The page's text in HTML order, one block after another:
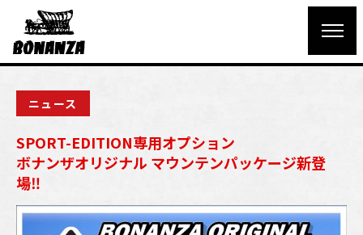
ニュース
SPORT-EDITION専用オプション
ボナンザオリジナル マウンテンパッケージ新登
場‼